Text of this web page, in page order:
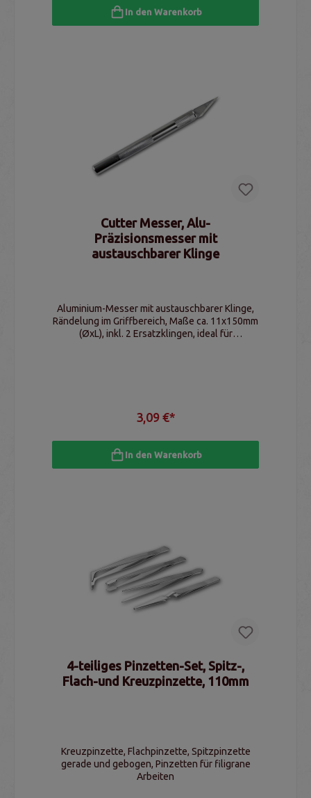
In den Warenkorb
Cutter Messer, Alu-
Präzisionsmesser mit
austauschbarer Klinge
Aluminium-Messer mit austauschbarer Klinge,
Rändelung im Griffbereich, Maße ca. 11x150mm
(ØxL), inkl. 2 Ersatzklingen, ideal für
3,09 €*
In den Warenkorb
4-teiliges Pinzetten-Set, Spitz-,
Flach-und Kreuzpinzette, 110mm
Kreuzpinzette, Flachpinzette, Spitzpinzette
gerade und gebogen, Pinzetten für filigrane
Arbeiten